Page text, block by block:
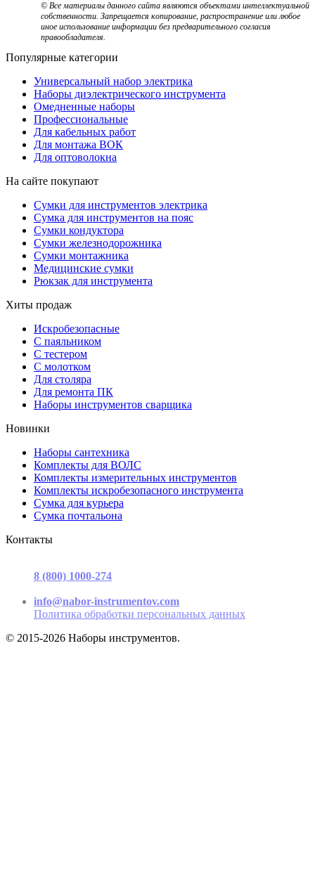
© Все материалы данного сайта являются объектами интеллектуальной
собственности. Запрещается копирование, распространение или любое
иное использование информации без предварительного согласия
правообладателя.
Популярные категории
Универсальный набор электрика
Наборы диэлектрического инструмента
Омедненные наборы
Профессиональные
Для кабельных работ
Для монтажа ВОК
Для оптоволокна
На сайте покупают
Сумки для инструментов электрика
Сумка для инструментов на пояс
Сумки кондуктора
Сумки железнодорожника
Сумки монтажника
Медицинские сумки
Рюкзак для инструмента
Хиты продаж
Искробезопасные
С паяльником
С тестером
С молотком
Для столяра
Для ремонта ПК
Наборы инструментов сварщика
Новинки
Наборы сантехника
Комплекты для ВОЛС
Комплекты измерительных инструментов
Комплекты искробезопасного инструмента
Сумка для курьера
Сумка почтальона
Контакты
8 (800) 1000-274
info@nabor-instrumentov.com
Политика обработки персональных данных
© 2015-2026 Наборы инструментов.